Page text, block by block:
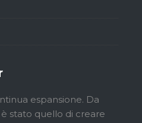
espansione. Da
stato quello di creare